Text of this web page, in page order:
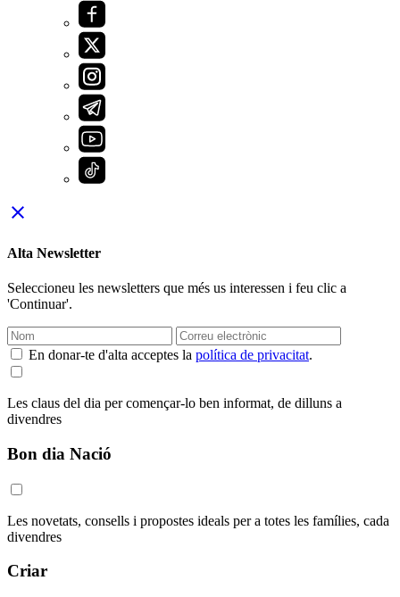
close
Alta Newsletter
Seleccioneu les newsletters que més us interessen i feu clic a
'Continuar'.
En donar-te d'alta acceptes la política de privacitat.
Les claus del dia per començar-lo ben informat, de dilluns a
divendres
Bon dia Nació
Les novetats, consells i propostes ideals per a totes les famílies, cada
divendres
Criar